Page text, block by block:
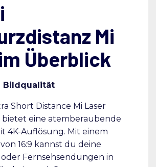
Mi
Überblick
Bildqualität
Short Distance Mi Laser
bietet eine atemberaubende
4K-Auflösung. Mit einem
16:9 kannst du deine
Fernsehsendungen in